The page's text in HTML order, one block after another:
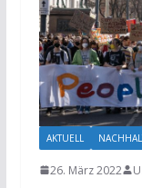
AKTUELL
26. März 2022